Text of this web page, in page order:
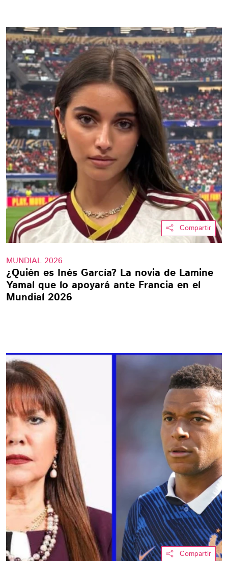
Compartir
MUNDIAL 2026
¿Quién es Inés García? La novia de Lamine
Yamal que lo apoyará ante Francia en el
Mundial 2026
Compartir